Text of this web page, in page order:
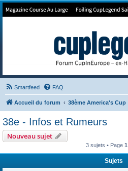
Forum de Cup In Europe
Smartfeed FAQ
Accueil du forum 38ème America's Cup
38e - Infos et Rumeurs
Nouveau sujet
3 sujets • Page 1
Sujets